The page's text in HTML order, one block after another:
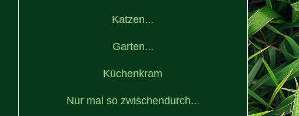
Katzen...
Garten...
Küchenkram
Nur mal so zwischendurch...